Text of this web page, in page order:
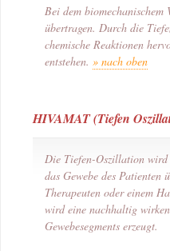
Bei dem
übertragen. Durch die
chemische Reaktionen
entstehen. » nach oben
HIVAMAT (Tiefen
Die Tiefen-Oszillation wird
das Gewebe des
Therapeuten oder einem
wird eine nachhaltig
Gewebesegments erzeugt.